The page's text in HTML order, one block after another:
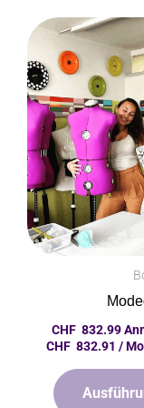
CHF 832.99
CHF 832.91 /